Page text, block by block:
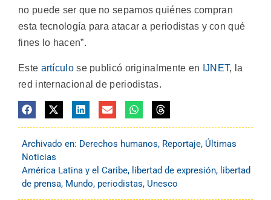
no puede ser que no sepamos quiénes compran
esta tecnología para atacar a periodistas y con qué
fines lo hacen”.
Este artículose publicó originalmente en IJNET, la
red internacional de periodistas.
Archivado en: Derechos humanos, Reportaje, Últimas
Noticias
América Latina y el Caribe, libertad de expresión, libertad
de prensa, Mundo, periodistas, Unesco